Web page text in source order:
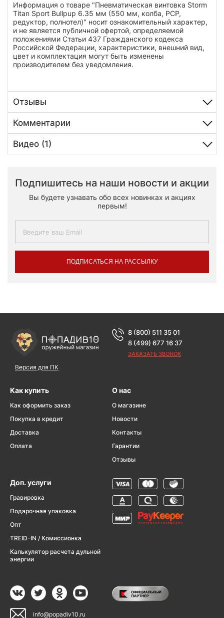
Информация о товаре "Пневматическая винтовка Storm
Titan Sport Bullpup 6.35 мм (550 мм, колба, РСР,
редуктор, полнотел)" носит ознакомительный характер,
и не является публичной офертой, определяемой
положениями Статьи 437 Гражданского кодекса
Российской Федерации, характеристики, внешний вид,
цвет и комплектация могут быть изменены
производителем без уведомления.
Отзывы
Комментарии
Видео (1)
Подпишитесь на наши новости и акции
Вы будете узнавать обо всех новинках и акциях
первым!
ПОДПИСАТЬСЯ НА РАССЫЛКУ
Версия для ПК
8 (800) 511 35 01
8 (499) 677 16 37
ЗАКАЗАТЬ ЗВОНОК
Как купить
Как оформить заказ
Покупка в кредит
Доставка
Оплата
О нас
О магазине
Новости
Контакты
Гарантии
Отзывы
Доп. услуги
Гравировка
Подарочная упаковка
Опт
TREID-IN / Комиссионка
Калькулятор расчета дульной
энергии
info@popadiv10.ru